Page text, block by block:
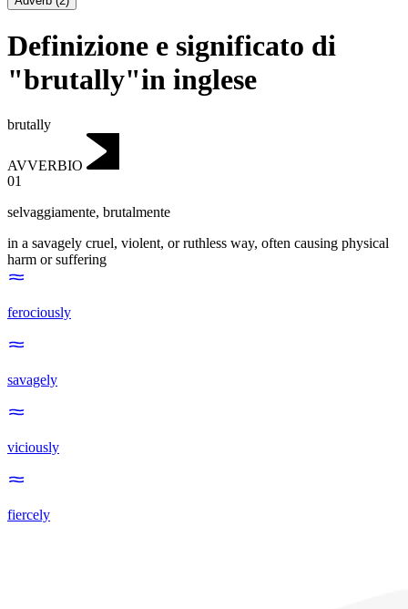
Definizione e significato di
"brutally"in inglese
brutally
AVVERBIO
01
selvaggiamente, brutalmente
in a savagely cruel, violent, or ruthless way, often causing physical
harm or suffering
ferociously
savagely
viciously
fiercely